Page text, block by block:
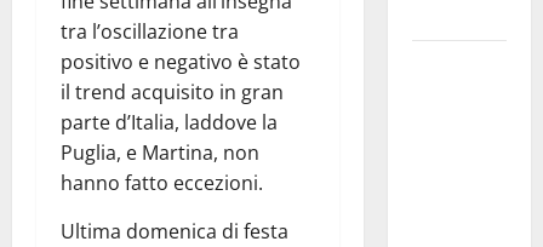
tra l’oscillazione tra
positivo e negativo è stato
il trend acquisito in gran
parte d’Italia, laddove la
Puglia, e Martina, non
hanno fatto eccezioni.
Ultima domenica di festa